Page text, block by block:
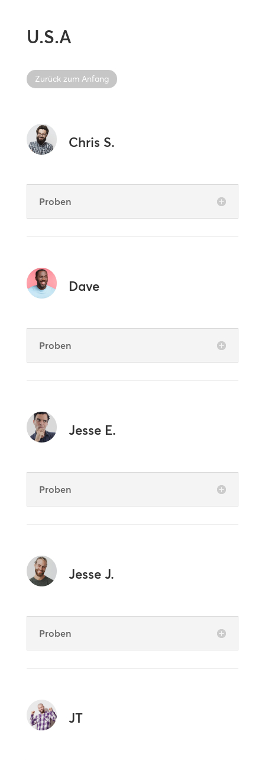
U.S.A
Zurück zum Anfang
Chris S.
Proben
Dave
Proben
Jesse E.
Proben
Jesse J.
Proben
JT